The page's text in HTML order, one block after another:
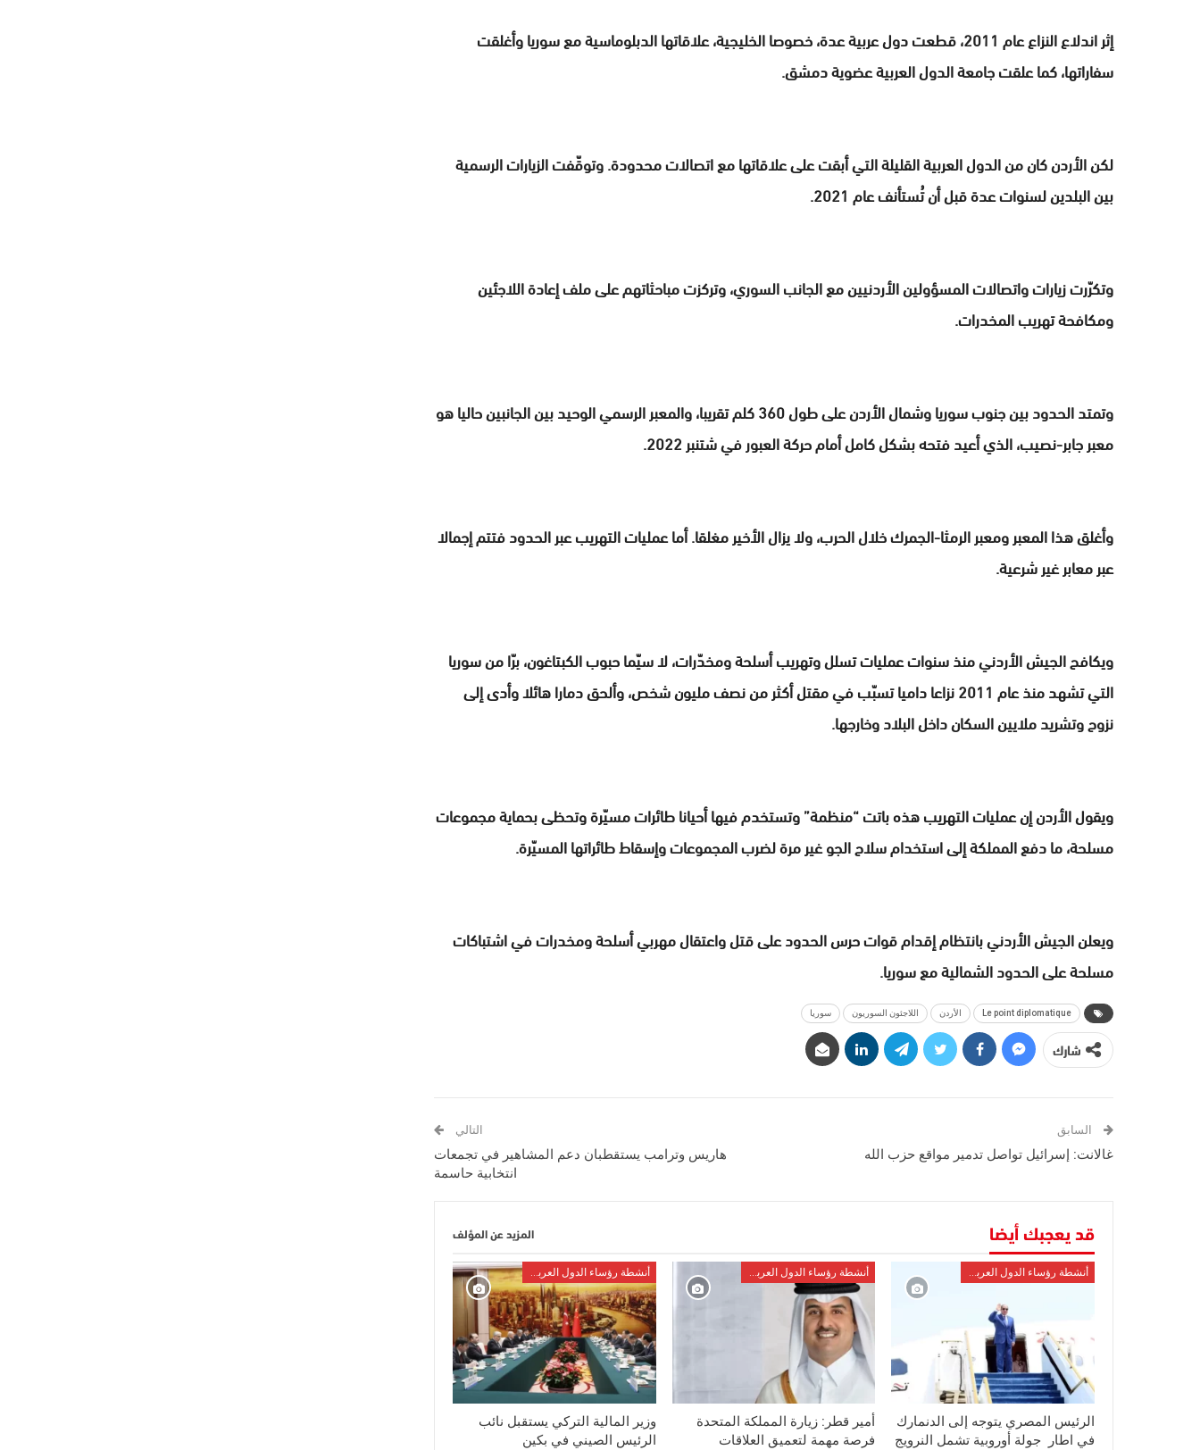
إثر اندلاع النزاع عام 2011، قطعت دول عربية عدة، خصوصا الخليجية، علاقاتها الدبلوماسية مع سوريا وأغلقت
سفاراتها، كما علقت جامعة الدول العربية عضوية دمشق.
لكن الأردن كان من الدول العربية القليلة التي أبقت على علاقاتها مع اتصالات محدودة. وتوقّفت الزيارات الرسمية
بين البلدين لسنوات عدة قبل أن تُستأنف عام 2021.
وتكرّرت زيارات واتصالات المسؤولين الأردنيين مع الجانب السوري، وتركزت مباحثاتهم على ملف إعادة اللاجئين
ومكافحة تهريب المخدرات.
وتمتد الحدود بين جنوب سوريا وشمال الأردن على طول 360 كلم تقريبا، والمعبر الرسمي الوحيد بين الجانبين حاليا هو
معبر جابر-نصيب، الذي أعيد فتحه بشكل كامل أمام حركة العبور في شتنبر 2022.
وأغلق هذا المعبر ومعبر الرمثا-الجمرك خلال الحرب، ولا يزال الأخير مغلقا. أما عمليات التهريب عبر الحدود فتتم إجمالا
عبر معابر غير شرعية.
ويكافح الجيش الأردني منذ سنوات عمليات تسلل وتهريب أسلحة ومخدّرات، لا سيّما حبوب الكبتاغون، برّا من سوريا
التي تشهد منذ عام 2011 نزاعا داميا تسبّب في مقتل أكثر من نصف مليون شخص، وألحق دمارا هائلا وأدى إلى
نزوح وتشريد ملايين السكان داخل البلاد وخارجها.
ويقول الأردن إن عمليات التهريب هذه باتت “منظمة” وتستخدم فيها أحيانا طائرات مسيّرة وتحظى بحماية مجموعات
مسلحة، ما دفع المملكة إلى استخدام سلاح الجو غير مرة لضرب المجموعات وإسقاط طائراتها المسيّرة.
ويعلن الجيش الأردني بانتظام إقدام قوات حرس الحدود على قتل واعتقال مهربي أسلحة ومخدرات في اشتباكات
مسلحة على الحدود الشمالية مع سوريا.
Le point diplomatique الأردن اللاجئون السوريون سوريا
شارك
السابق
غالانت: إسرائيل تواصل تدمير مواقع حزب الله
التالي
هاريس وترامب يستقطبان دعم المشاهير في تجمعات
انتخابية حاسمة
قد يعجبك أيضا المزيد عن المؤلف
أنشطة رؤساء الدول العربية والأوربية
الرئيس المصري يتوجه إلى الدنمارك
في اطار جولة أوروبية تشمل النرويج
أنشطة رؤساء الدول العربية والأوربية
أمير قطر: زيارة المملكة المتحدة
فرصة مهمة لتعميق العلاقات
أنشطة رؤساء الدول العربية والأوربية
وزير المالية التركي يستقبل نائب
الرئيس الصيني في بكين